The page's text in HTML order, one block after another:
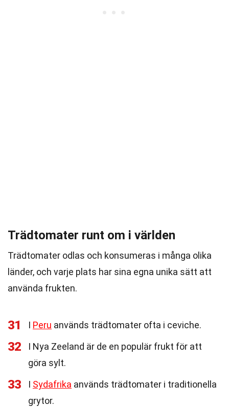
Trädtomater runt om i världen
Trädtomater odlas och konsumeras i många olika
länder, och varje plats har sina egna unika sätt att
använda frukten.
31 I Peru används trädtomater ofta i ceviche.
32
I Nya Zeeland är de en populär frukt för att
göra sylt.
33 I Sydafrika används trädtomater i traditionella
grytor.